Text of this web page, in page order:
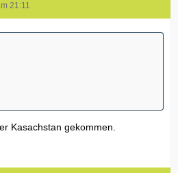
21:11
Kasachstan gekommen.